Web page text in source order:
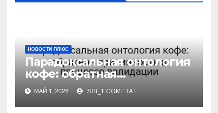
НОВОСТИ ПЛЮС
Парадоксальная онтология
кофе: обратная
причинность в процессе
валидации
МАЙ 1, 2026 SIB_ECOMETAL